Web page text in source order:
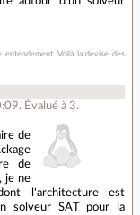
Voilà la devise des
. Évalué à 3.
de
de
je ne
l'architecture est
solveur SAT pour la